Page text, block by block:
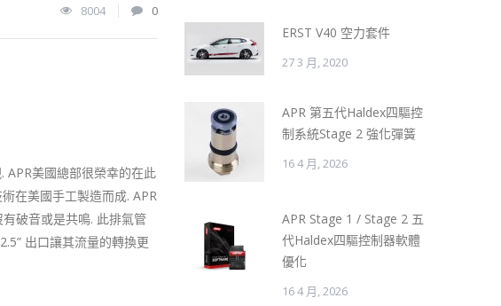
8004 0
APR美國總部很榮幸的在此
在美國手工製造而成. APR
破音或是共鳴. 此排氣管
出口讓其流量的轉換更
ERST V40 空力套件
27 3 月, 2020
APR 第五代Haldex四驅控
制系統Stage 2 強化彈簧
16 4 月, 2026
APR Stage 1 / Stage 2 五
代Haldex四驅控制器軟體
優化
16 4 月, 2026